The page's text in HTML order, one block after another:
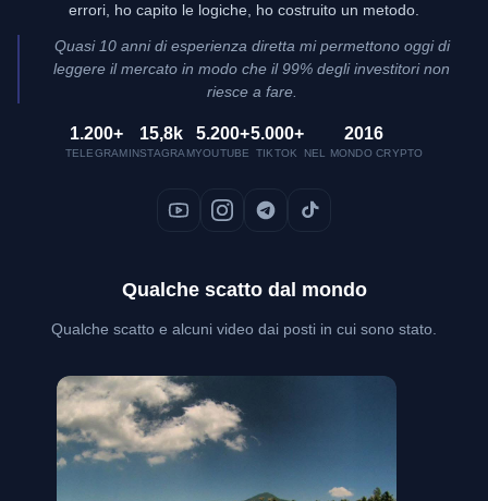
errori, ho capito le logiche, ho costruito un metodo.
Quasi 10 anni di esperienza diretta mi permettono oggi di
leggere il mercato in modo che il 99% degli investitori non
riesce a fare.
1.200+
TELEGRAM
15,8k
INSTAGRAM
5.200+
YOUTUBE
5.000+
TIKTOK
2016
NEL MONDO CRYPTO
Qualche scatto dal mondo
Qualche scatto e alcuni video dai posti in cui sono stato.